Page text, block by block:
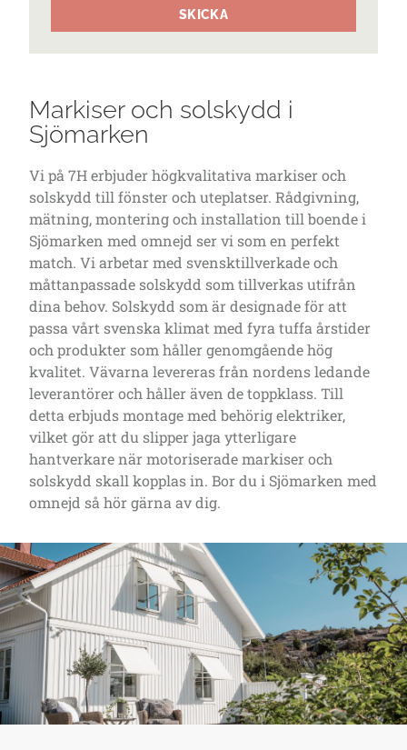
SKICKA
Markiser och solskydd i
Sjömarken
Vi på 7H erbjuder högkvalitativa markiser och
solskydd till fönster och uteplatser. Rådgivning,
mätning, montering och installation till boende i
Sjömarken med omnejd ser vi som en perfekt
match. Vi arbetar med svensktillverkade och
måttanpassade solskydd som tillverkas utifrån
dina behov. Solskydd som är designade för att
passa vårt svenska klimat med fyra tuffa årstider
och produkter som håller genomgående hög
kvalitet. Vävarna levereras från nordens ledande
leverantörer och håller även de toppklass. Till
detta erbjuds montage med behörig elektriker,
vilket gör att du slipper jaga ytterligare
hantverkare när motoriserade markiser och
solskydd skall kopplas in. Bor du i Sjömarken med
omnejd så hör gärna av dig.